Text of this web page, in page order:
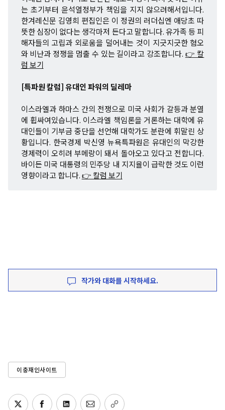
는 초기부터 윤석열정부가 책임을 지지 않으려해서입니다.
한겨레신문 김영희 편집인은 이 정권의 러더십엔 애당초 따
뜻한 심장이 없다는 생각마저 든다고 말합니다. 유가족 등 피
해자들의 고립과 외로움을 덜어내는 것이 지긋지긋한 혐오
와 비난과 정쟁을 멈출 수 있는 길이라고 강조합니다. 👉 칼
럼 보기
[특파원 칼럼] 유대인 파워의 딜레마
이스라엘과 하마스 간의 전쟁으로 미국 사회가 갈등과 분열
에 휩싸여있습니다. 이스라엘 책임론을 거론하는 대학에 유
대인들이 기부금 중단을 선언해 대학가도 분란에 휘말린 상
황입니다. 한국경제 박신영 뉴욕특파원은 유대인의 막강한
경제력이 오히려 부메랑이 돼서 돌아오고 있다고 전합니다.
바이든 미국 대통령의 민주당 내 지지율이 급락한 것도 이런
영향이라고 합니다.👉 칼럼 보기
작가와 대화를 시작하세요.
이충재인사이트